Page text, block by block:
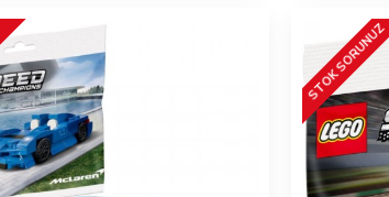
STOK SORUNUZ